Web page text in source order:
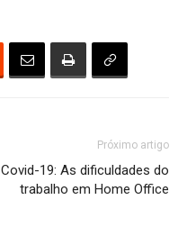
Próximo artigo
Covid-19: As dificuldades do
trabalho em Home Office